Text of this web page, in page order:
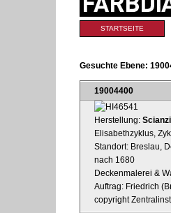
Sektionen
STARTSEITE
Gesuchte Ebene:
19004400
Herstellung:
Elisabethzyklus,
Standort: Breslau,
nach 1680
Deckenmalerei &
Auftrag: Friedrich
copyright